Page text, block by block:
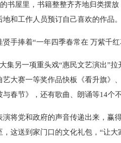
屋里，书籍整整齐齐地归类摆放
地和工作人员预订自己喜欢的作品
捧着“一年四季春常在 万紫千红
另一项重头戏“惠民文艺演出”拉
艺大赛一等奖作品快板《看升旗》
与春节》，还有歌曲、朗诵等14个
党和政府的声音传递出来，赢得
，这送到家门口的文化礼包，“让